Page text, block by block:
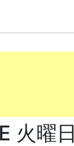
火曜日